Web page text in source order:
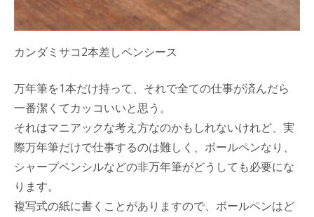
カンダミサコ2本差しペンシース
万年筆を1本だけ持って、それで全ての仕事が済んだら
一番潔くてカッコいいと思う。
それはマニアックな考え方なのかもしれないけれど、実
際万年筆だけで仕事するのは難しく、ボールペンなり、
シャープペンシルなどの非万年筆がどうしても必要にな
ります。
複写式の紙に書くことがありますので、ボールペンはど